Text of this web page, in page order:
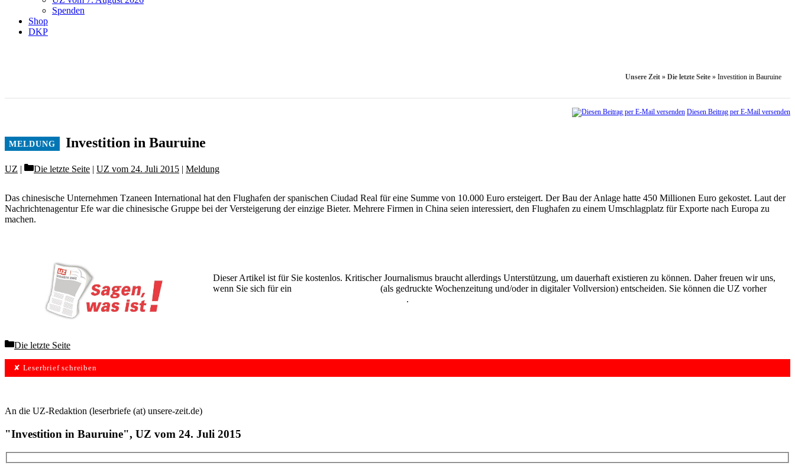
Spenden
Shop
DKP
Unsere Zeit » Die letzte Seite » Investition in Bauruine
Diesen Beitrag per E-Mail versenden
Investition in Bauruine
UZ Categories
Die letzte Seite | UZ vom 24. Juli 2015 | Meldung
Das chinesische Unternehmen Tzaneen International hat den Flughafen der spanischen Ciudad Real für eine Summe von 10.000 Euro ersteigert. Der Bau der Anlage hatte 450 Millionen Euro gekostet. Laut der
Nachrichtenagentur Efe war die chinesische Gruppe bei der Versteigerung der einzige Bieter. Mehrere Firmen in China seien interessiert, den Flughafen zu einem Umschlagplatz für Exporte nach Europa zu
machen.
Dieser Artikel ist für Sie kostenlos. Kritischer Journalismus braucht allerdings Unterstützung, um dauerhaft existieren zu können. Daher freuen wir uns,
wenn Sie sich für ein
(als gedruckte Wochenzeitung und/oder in digitaler Vollversion) entscheiden. Sie können die UZ vorher
.
Categories
Die letzte Seite
✘ Leserbrief schreiben
An die UZ-Redaktion (leserbriefe (at) unsere-zeit.de)
"Investition in Bauruine", UZ vom 24. Juli 2015